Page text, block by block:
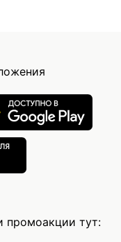
промоакции тут: